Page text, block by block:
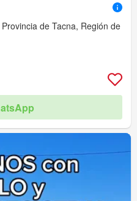
de Tacna, Región de